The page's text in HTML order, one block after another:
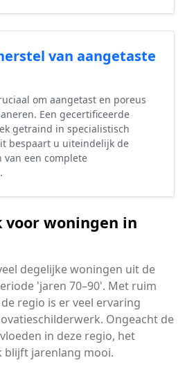
van aangetaste
om aangetast en poreus
Een gecertificeerde
getraind in specialistisch
bespaart u uiteindelijk de
van een complete
voor woningen in
degelijke woningen uit de
'jaren 70–90'. Met ruim
regio is er veel ervaring
Ongeacht de
in deze regio, het
blijft jarenlang mooi.